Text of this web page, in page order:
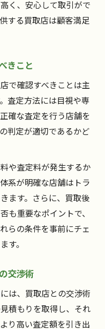
く、安心して取引がで
する買取店は顧客満足
きこと
で確認すべきことは主
査定方法には目視や専
確な査定を行う店舗を
判定が適切であるかど
や査定料が発生するか
系が明確な店舗はトラ
ます。さらに、買取後
も重要なポイントで、
らの条件を事前にチェ
す。
交渉術
は、買取店との交渉術
積もりを取得し、それ
り高い査定額を引き出